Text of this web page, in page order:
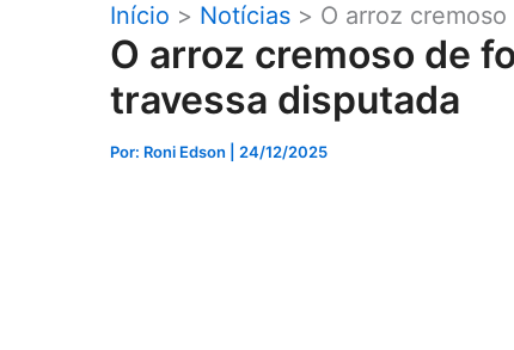
Início Notícias O arroz
O arroz cremoso de
travessa disputada
Por: Roni Edson | 24/12/2025